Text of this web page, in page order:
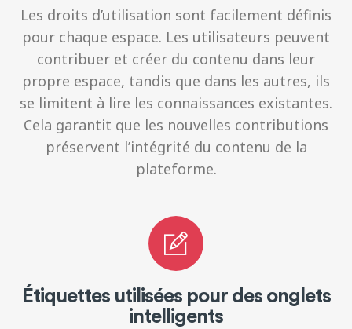
Les droits d’utilisation sont facilement définis
pour chaque espace. Les utilisateurs peuvent
contribuer et créer du contenu dans leur
propre espace, tandis que dans les autres, ils
se limitent à lire les connaissances existantes.
Cela garantit que les nouvelles contributions
préservent l’intégrité du contenu de la
plateforme.
Étiquettes utilisées pour des onglets
intelligents